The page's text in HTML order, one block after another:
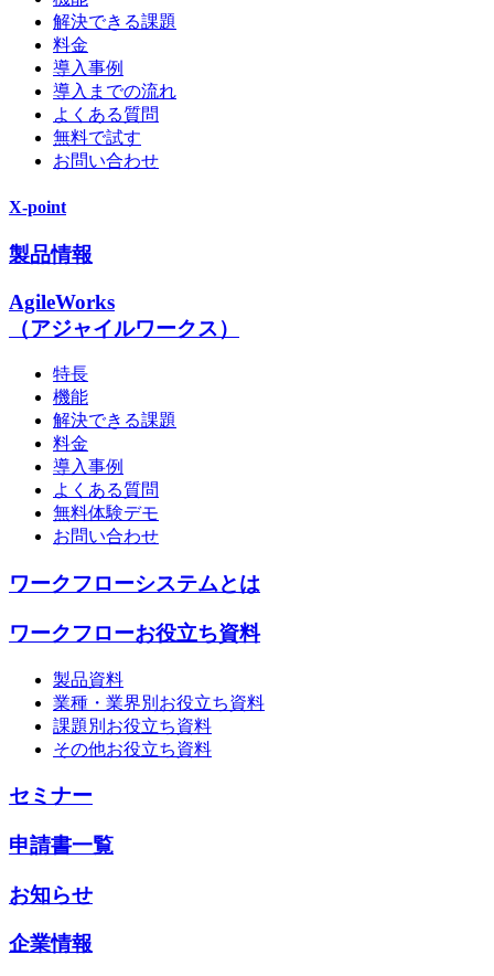
解決できる課題
料金
導入事例
導入までの流れ
よくある質問
無料で試す
お問い合わせ
X-point
製品情報
AgileWorks
（アジャイルワークス）
特長
機能
解決できる課題
料金
導入事例
よくある質問
無料体験デモ
お問い合わせ
ワークフローシステムとは
ワークフローお役立ち資料
製品資料
業種・業界別お役立ち資料
課題別お役立ち資料
その他お役立ち資料
セミナー
申請書一覧
お知らせ
企業情報